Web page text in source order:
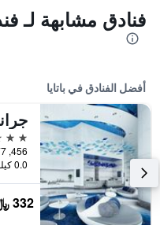
فنادق مشابهة لـ
أفضل الفنادق في باتايا
5 نجوم
0.0 كيلومتر عن وسط المدينة
332 ﷼